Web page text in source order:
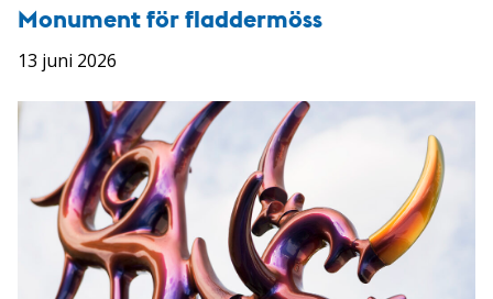
Monument för fladdermöss
13 juni 2026